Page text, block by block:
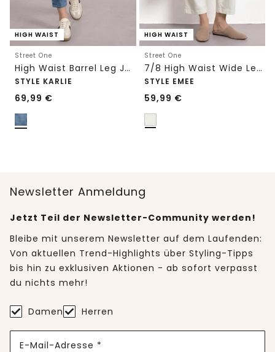
HIGH WAIST
Street One
High Waist Barrel Leg Jeans im Loose Fit
STYLE KARLIE
69,99 €
HIGH WAIST
Street One
7/8 High Waist Wide Leg Jeans im Loose Fit
STYLE EMEE
59,99 €
Newsletter Anmeldung
Jetzt Teil der Newsletter-Community werden!
Bleibe mit unserem Newsletter auf dem Laufenden:
Von aktuellen Trend-Highlights über Styling-Tipps
bis hin zu exklusiven Aktionen - ab sofort verpasst
du nichts mehr!
Damen Herren
E-Mail-Adresse *